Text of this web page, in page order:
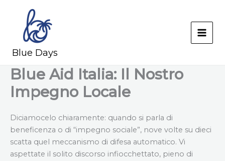
content
Blue Days
MAIN
Blue Aid Italia: Il Nostro
Impegno Locale
Diciamocelo chiaramente: quando si parla di
beneficenza o di “impegno sociale”, nove volte su dieci
scatta quel meccanismo di difesa automatico. Vi
aspettate il solito discorso infiocchettato, pieno di